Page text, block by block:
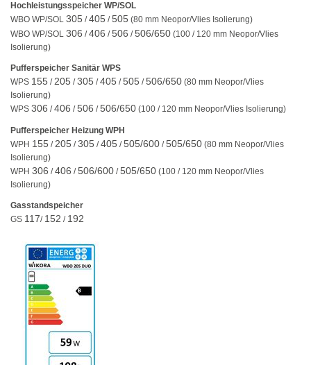
Hochleistungsspeicher WP/SOL
WBO WP/SOL 305 /405 /505 (80 mm Neopor/Vlies Isolierung)
WBO WP/SOL 306 /406 /506 /506/650 (100 / 120 mm Neopor/Vlies
Isolierung)
Pufferspeicher Sanitär WPS
WPS 155 / 205 /305 /405 /505 /506/650 (80 mm Neopor/Vlies
Isolierung)
WPS 306 /406 /506 /506/650 (100 / 120 mm Neopor/Vlies Isolierung)
Pufferspeicher Heizung WPH
WPH 155 / 205 /305 /405 /505/600 /505/650 (80 mm Neopor/Vlies
Isolierung)
WPH 306 /406 /506/600 /505/650 (100 / 120 mm Neopor/Vlies
Isolierung)
Gasstandspeicher
GS 117/ 152 / 192